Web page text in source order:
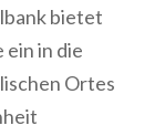
bietet
ein in die
Ortes